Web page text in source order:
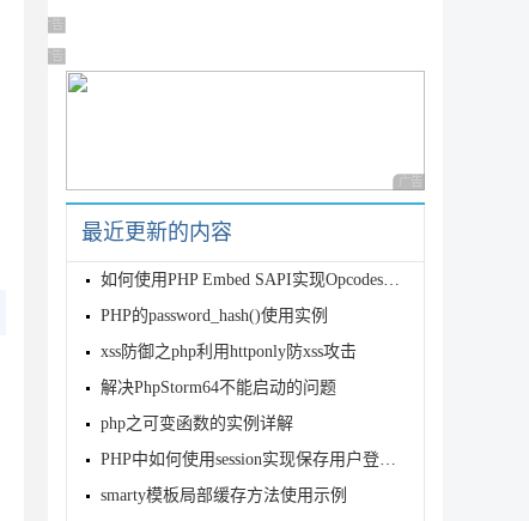
广告 商业广告，理性选择
广告 商业广告，理性选择
广告 商业广告，理性
最近更新的内容
如何使用PHP Embed SAPI实现Opcodes查看器
PHP的password_hash()使用实例
xss防御之php利用httponly防xss攻击
解决PhpStorm64不能启动的问题
php之可变函数的实例详解
PHP中如何使用session实现保存用户登录信息
smarty模板局部缓存方法使用示例